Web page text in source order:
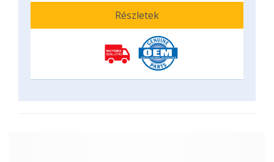
Részletek